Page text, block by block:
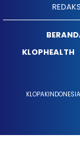
KLOPHEALTH